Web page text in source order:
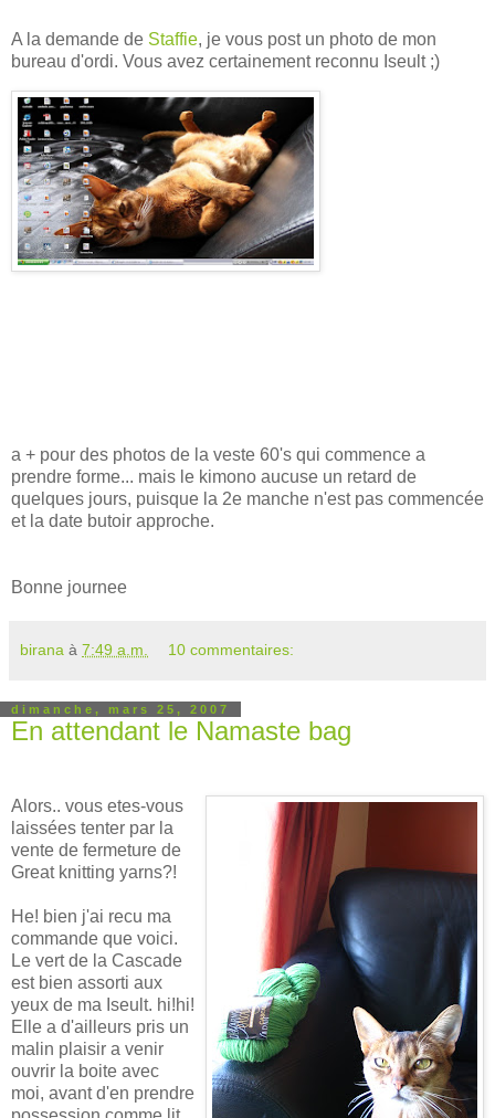
A la demande de Staffie, je vous post un photo de mon
bureau d'ordi. Vous avez certainement reconnu Iseult ;)
a + pour des photos de la veste 60's qui commence a
prendre forme... mais le kimono aucuse un retard de
quelques jours, puisque la 2e manche n'est pas commencée
et la date butoir approche.
Bonne journee
birana à 7:49 a.m. 10 commentaires:
dimanche, mars 25, 2007
En attendant le Namaste bag
Alors.. vous etes-vous
laissées tenter par la
vente de fermeture de
Great knitting yarns?!
He! bien j'ai recu ma
commande que voici.
Le vert de la Cascade
est bien assorti aux
yeux de ma Iseult. hi!hi!
Elle a d'ailleurs pris un
malin plaisir a venir
ouvrir la boite avec
moi, avant d'en prendre